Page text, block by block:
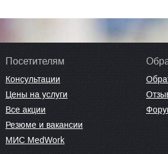
Посетителям
Консультации
Цены на услуги
Все акции
Резюме и вакансии
МИС MedWork